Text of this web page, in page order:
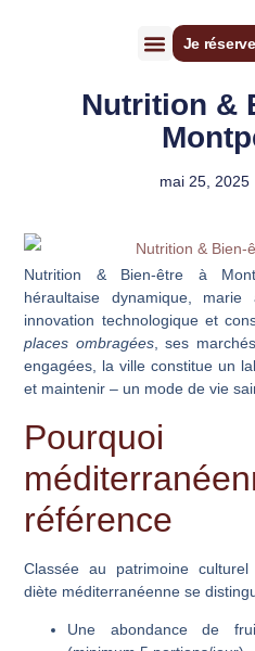
Je
Nutrition &
mai 25, 2025
Nutrition & Bien-être à
héraultaise dynamique,
innovation technologique et
places ombragées, ses
engagées, la ville constitue un
et maintenir – un mode de vie
référence
Classée au patrimoine culturel
diète méditerranéenne se
Une abondance de